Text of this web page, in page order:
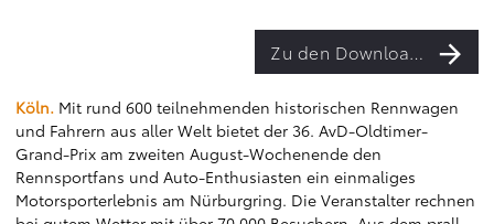
Zu den Downloads
Köln. Mit rund 600 teilnehmenden historischen Rennwagen
und Fahrern aus aller Welt bietet der 36. AvD-Oldtimer-
Grand-Prix am zweiten August-Wochenende den
Rennsportfans und Auto-Enthusiasten ein einmaliges
Motorsporterlebnis am Nürburgring. Die Veranstalter rechnen